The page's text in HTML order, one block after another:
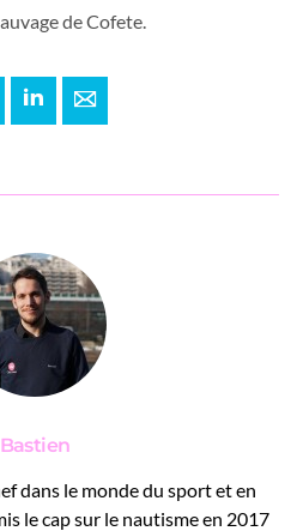
de Cofete.
PinterestLinkedInE-mail
Bastien
dans le monde du sport et en
le cap sur le nautisme en 2017